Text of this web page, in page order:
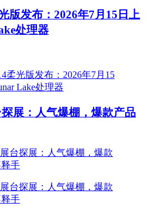
版发布：2026年7月15日上
处理器
展：人气爆棚，爆款产品